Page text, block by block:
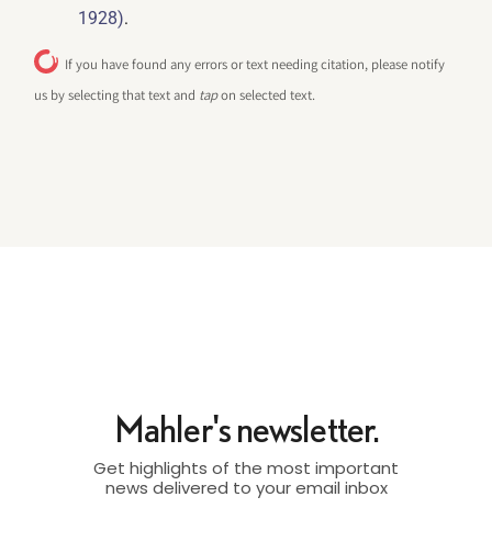
1928).
If you have found any errors or text needing citation, please notify
us by selecting that text and tapon selected text.
Mahler's newsletter.
Get highlights of the most important
news delivered to your email inbox